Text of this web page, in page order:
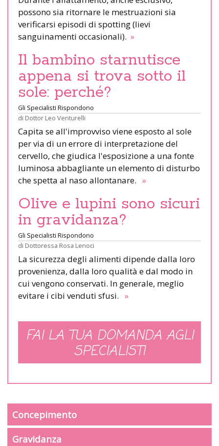
possono sia ritornare le mestruazioni sia
verificarsi episodi di spotting (lievi
sanguinamenti occasionali). »
Il bambino starnutisce
appena si trova sotto il
sole: perché?
Gli Specialisti Rispondono
di Dottor Leo Venturelli
Capita se all'improvviso viene esposto al sole
per via di un errore di interpretazione del
cervello, che giudica l'esposizione a una fonte
luminosa abbagliante un elemento di disturbo
che spetta al naso allontanare. »
Olive e lupini sono sicuri
in gravidanza?
Gli Specialisti Rispondono
di Dottoressa Rosa Lenoci
La sicurezza degli alimenti dipende dalla loro
provenienza, dalla loro qualità e dal modo in
cui vengono conservati. In generale, meglio
evitare i cibi venduti sfusi. »
FAI LA TUA DOMANDA AGLI
SPECIALISTI
Concepimento
Gravidanza